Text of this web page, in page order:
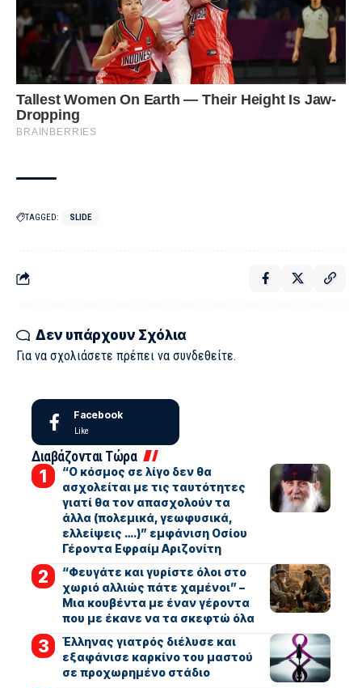
TAGGED: SLIDE
Δεν υπάρχουν Σχόλια
Για να σχολιάσετε πρέπει να συνδεθείτε.
Facebook
Like
Διαβάζονται Τώρα
“Ο κόσμος σε λίγο δεν θα
ασχολείται με τις ταυτότητες
γιατί θα τον απασχολούν τα
άλλα (πολεμικά, γεωφυσικά,
ελλείψεις ….)” εμφάνιση Οσίου
Γέροντα Εφραίμ Αριζονίτη
“Φευγάτε και γυρίστε όλοι στο
χωριό αλλιώς πάτε χαμένοι” –
Μια κουβέντα με έναν γέροντα
που με έκανε να τα σκεφτώ όλα
Έλληνας γιατρός διέλυσε και
εξαφάνισε καρκίνο του μαστού
σε προχωρημένο στάδιο